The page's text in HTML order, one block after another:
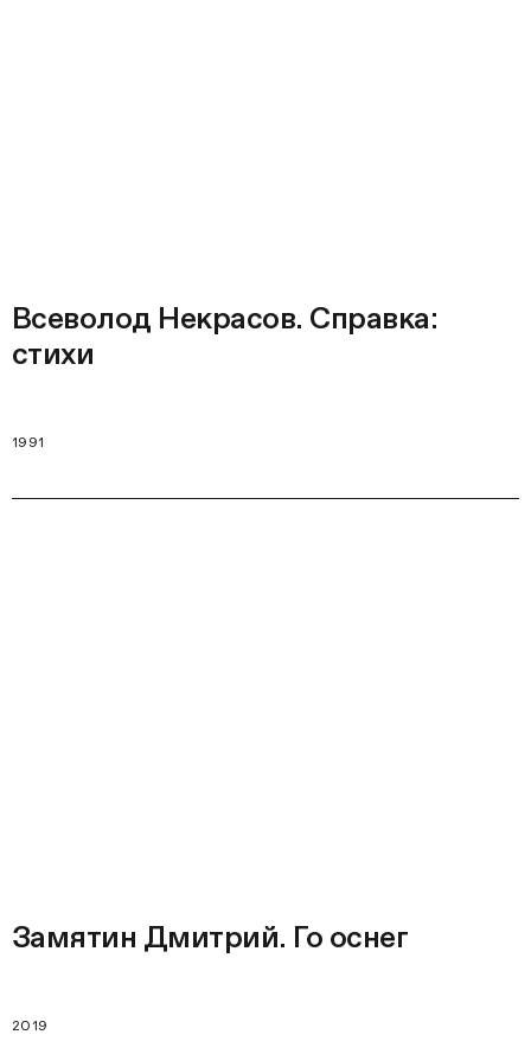
Всеволод Некрасов. Справка:
стихи
1991
Замятин Дмитрий. Го оснег
2019